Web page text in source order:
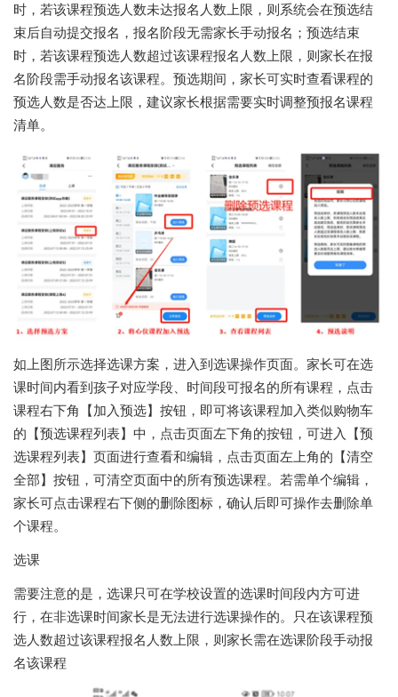
时，若该课程预选人数未达报名人数上限，则系统会在预选结
束后自动提交报名，报名阶段无需家长手动报名；预选结束
时，若该课程预选人数超过该课程报名人数上限，则家长在报
名阶段需手动报名该课程。预选期间，家长可实时查看课程的
预选人数是否达上限，建议家长根据需要实时调整预报名课程
清单。
如上图所示选择选课方案，进入到选课操作页面。家长可在选
课时间内看到孩子对应学段、时间段可报名的所有课程，点击
课程右下角【加入预选】按钮，即可将该课程加入类似购物车
的【预选课程列表】中，点击页面左下角的按钮，可进入【预
选课程列表】页面进行查看和编辑，点击页面左上角的【清空
全部】按钮，可清空页面中的所有预选课程。若需单个编辑，
家长可点击课程右下侧的删除图标，确认后即可操作去删除单
个课程。
选课
需要注意的是，选课只可在学校设置的选课时间段内方可进
行，在非选课时间家长是无法进行选课操作的。只在该课程预
选人数超过该课程报名人数上限，则家长需在选课阶段手动报
名该课程